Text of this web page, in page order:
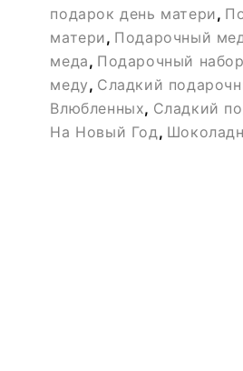
подарок день матери,
матери, Подарочный
меда, Подарочный
меду, Сладкий
Влюбленных, Сладкий
На Новый Год,